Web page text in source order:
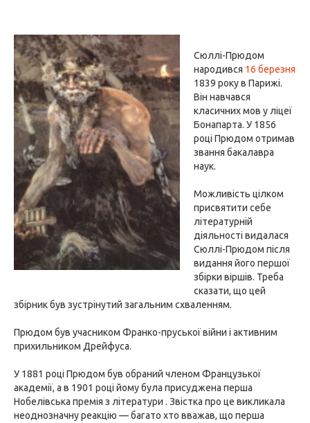
Сюллі-Прюдом
народився 16 березня
1839 року в Парижі.
Він навчався
класичних мов у ліцеї
Бонапарта. У 1856
році Прюдом отримав
звання бакалавра
наук.
Можливість цілком
присвятити себе
літературній
діяльності видалася
Сюллі-Прюдом після
видання його першої
збірки віршів. Треба
сказати, що цей
збірник був зустрінутий загальним схваленням.
Прюдом був учасником Франко-пруської війни і активним
прихильником Дрейфуса.
У 1881 році Прюдом був обраний членом Французької
академії, а в 1901 році йому була присуджена перша
Нобелівська премія з літератури . Звістка про це викликала
неоднозначну реакцію — багато хто вважав, що перша